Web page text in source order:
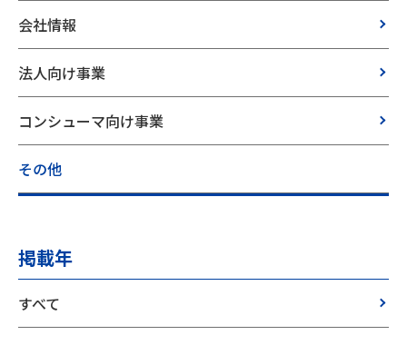
会社情報
法人向け事業
コンシューマ向け事業
その他
掲載年
すべて